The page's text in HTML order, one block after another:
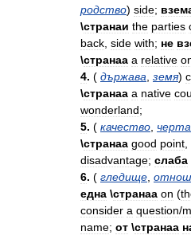
родство) side;
\странаи the parties
back side with; не
\странаа a relative
4. ( държава земя)
\странаа a native
wonderland;
5. ( качество черта
\странаа good point
disadvantage; слаба
6. ( гледище
една \странаа on (
consider a question/
name; от \странаа